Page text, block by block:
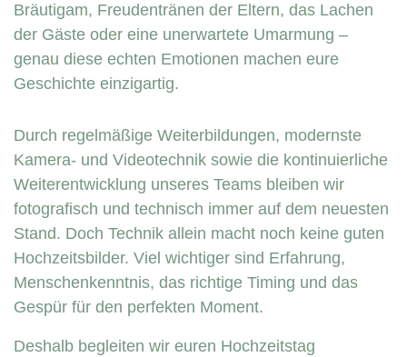
Bräutigam, Freudentränen der Eltern, das Lachen
der Gäste oder eine unerwartete Umarmung –
genau diese echten Emotionen machen eure
Geschichte einzigartig.
Durch regelmäßige Weiterbildungen, modernste
Kamera- und Videotechnik sowie die kontinuierliche
Weiterentwicklung unseres Teams bleiben wir
fotografisch und technisch immer auf dem neuesten
Stand. Doch Technik allein macht noch keine guten
Hochzeitsbilder. Viel wichtiger sind Erfahrung,
Menschenkenntnis, das richtige Timing und das
Gespür für den perfekten Moment.
Deshalb begleiten wir euren Hochzeitstag